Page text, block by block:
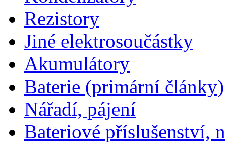
Rezistory
Jiné elektrosoučástky
Akumulátory
Baterie (primární články)
Nářadí, pájení
Bateriové příslušenství,